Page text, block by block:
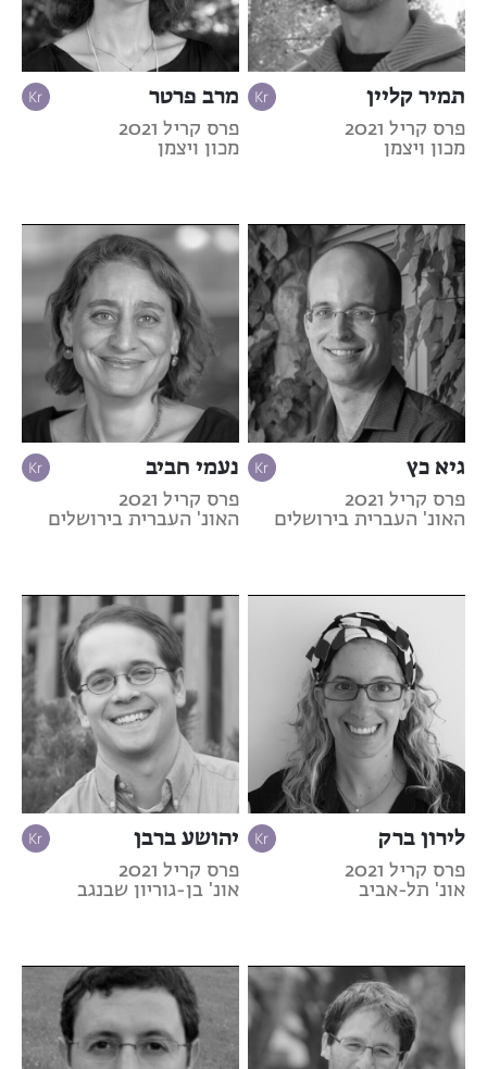
תמיר קליין
פרס קריל 2021
מכון ויצמן
מרב פרטר
פרס קריל 2021
מכון ויצמן
גיא כץ
פרס קריל 2021
האונ' העברית בירושלים
נעמי חביב
פרס קריל 2021
האונ' העברית בירושלים
לירון ברק
פרס קריל 2021
אונ' תל-אביב
יהושע ברבן
פרס קריל 2021
אונ' בן-גוריון שבנגב